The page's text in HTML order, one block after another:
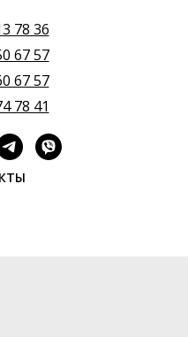
78 36
67 57
67 57
78 41